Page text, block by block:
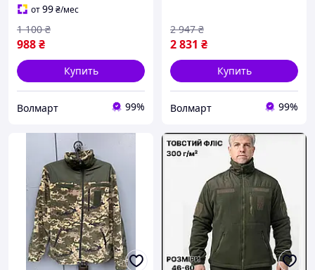
от99₴/мес
988₴
1 100 ₴
Купить
Волмарт 99%
2 831 ₴
2 947 ₴
Купить
Волмарт 99%